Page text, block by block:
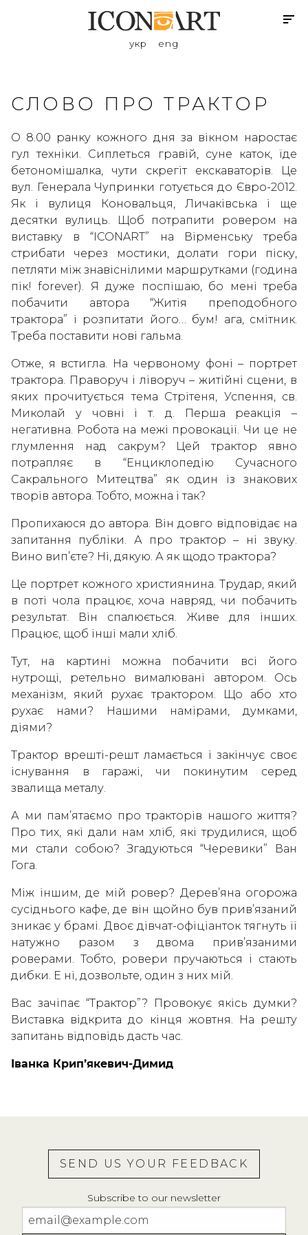
укр eng
СЛОВО ПРО ТРАКТОР
О 8.00 ранку кожного дня за вікном наростає
гул техніки. Сиплеться гравій, суне каток, їде
бетономішалка, чути скрегіт екскаваторів. Це
вул. Генерала Чупринки готується до Євро-2012.
Як і вулиця Коновальця, Личаківська і ще
десятки вулиць. Щоб потрапити ровером на
виставку в “ICONART” на Вірменську треба
стрибати через мостики, долати гори піску,
петляти між знавіснілими маршрутками (година
пік! forever). Я дуже поспішаю, бо мені треба
побачити автора “Житія преподобного
трактора” і розпитати його… бум! ага, смітник.
Треба поставити нові гальма.
Отже, я встигла. На червоному фоні – портрет
трактора. Праворуч і ліворуч – житійні сцени, в
яких прочитується тема Стрітеня, Успення, св.
Миколай у човні і т. д. Перша реакція –
негативна. Робота на межі провокації. Чи це не
глумлення над сакрум? Цей трактор явно
потрапляє в “Енциклопедію Сучасного
Сакрального Митецтва” як один із знакових
творів автора. Тобто, можна і так?
Пропихаюся до автора. Він довго відповідає на
запитання публіки. А про трактор – ні звуку.
Вино вип’єте? Ні, дякую. А як щодо трактора?
Це портрет кожного християнина. Трудар, який
в поті чола працює, хоча навряд, чи побачить
результат. Він спалюється. Живе для інших.
Працює, щоб інші мали хліб.
Тут, на картині можна побачити всі його
нутрощі, ретельно вималювані автором. Ось
механізм, який рухає трактором. Що або хто
рухає нами? Нашими намірами, думками,
діями?
Трактор врешті-решт ламається і закінчує своє
існування в гаражі, чи покинутим серед
звалища металу.
А ми пам’ятаємо про тракторів нашого життя?
Про тих, які дали нам хліб, які трудилися, щоб
ми стали собою? Згадуються “Черевики” Ван
Гога.
Між іншим, де мій ровер? Дерев’яна огорожа
сусіднього кафе, де він щойно був прив’язаний
зникає у брамі. Двоє дівчат-офіціанток тягнуть її
натужно разом з двома прив’язаними
роверами. Тобто, ровери пручаються і стають
дибки. Е ні, дозвольте, один з них мій.
Вас зачіпає “Трактор”? Провокує якісь думки?
Виставка відкрита до кінця жовтня. На решту
запитань відповідь дасть час.
Іванка Крип’якевич-Димид
SEND US YOUR FEEDBACK
Subscribe to our newsletter